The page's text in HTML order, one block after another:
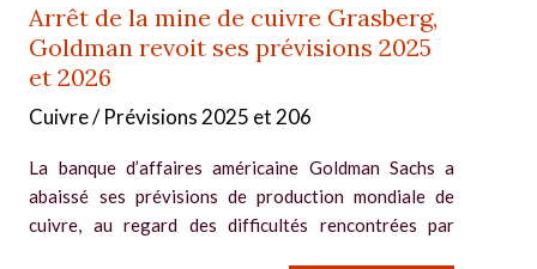
Arrêt de la mine de cuivre Grasberg,
Goldman revoit ses prévisions 2025
et 2026
Cuivre / Prévisions 2025 et 206
La banque d’affaires américaine Goldman Sachs a
abaissé ses prévisions de production mondiale de
cuivre, au regard des difficultés rencontrées par